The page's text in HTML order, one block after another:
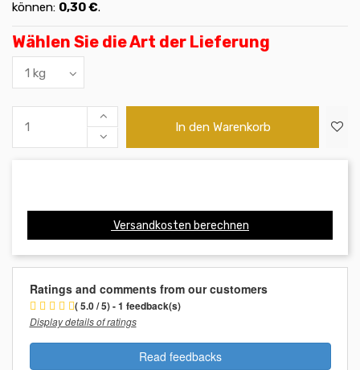
können: 0,30 €.
Wählen Sie die Art der Lieferung
In den Warenkorb
Versandkosten berechnen
Ratings and comments from our customers
( 5.0 / 5) - 1 feedback(s)
Display details of ratings
Read feedbacks